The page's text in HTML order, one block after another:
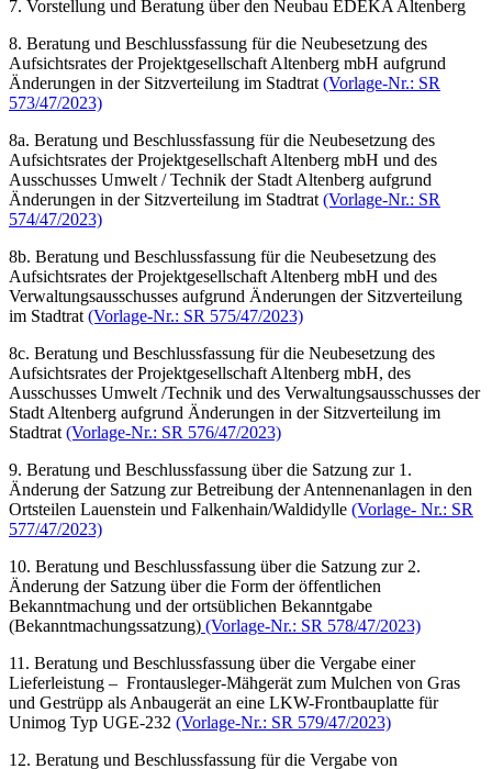
7. Vorstellung und Beratung über den Neubau EDEKA Altenberg
8. Beratung und Beschlussfassung für die Neubesetzung des
Aufsichtsrates der Projektgesellschaft Altenberg mbH aufgrund
Änderungen in der Sitzverteilung im Stadtrat (Vorlage-Nr.: SR
573/47/2023)
8a. Beratung und Beschlussfassung für die Neubesetzung des
Aufsichtsrates der Projektgesellschaft Altenberg mbH und des
Ausschusses Umwelt / Technik der Stadt Altenberg aufgrund
Änderungen in der Sitzverteilung im Stadtrat (Vorlage-Nr.: SR
574/47/2023)
8b. Beratung und Beschlussfassung für die Neubesetzung des
Aufsichtsrates der Projektgesellschaft Altenberg mbH und des
Verwaltungsausschusses aufgrund Änderungen der Sitzverteilung
im Stadtrat (Vorlage-Nr.: SR 575/47/2023)
8c. Beratung und Beschlussfassung für die Neubesetzung des
Aufsichtsrates der Projektgesellschaft Altenberg mbH, des
Ausschusses Umwelt /Technik und des Verwaltungsausschusses der
Stadt Altenberg aufgrund Änderungen in der Sitzverteilung im
Stadtrat (Vorlage-Nr.: SR 576/47/2023)
9. Beratung und Beschlussfassung über die Satzung zur 1.
Änderung der Satzung zur Betreibung der Antennenanlagen in den
Ortsteilen Lauenstein und Falkenhain/Waldidylle (Vorlage- Nr.: SR
577/47/2023)
10. Beratung und Beschlussfassung über die Satzung zur 2.
Änderung der Satzung über die Form der öffentlichen
Bekanntmachung und der ortsüblichen Bekanntgabe
(Bekanntmachungssatzung) (Vorlage-Nr.: SR 578/47/2023)
11. Beratung und Beschlussfassung über die Vergabe einer
Lieferleistung – Frontausleger-Mähgerät zum Mulchen von Gras
und Gestrüpp als Anbaugerät an eine LKW-Frontbauplatte für
Unimog Typ UGE-232 (Vorlage-Nr.: SR 579/47/2023)
12. Beratung und Beschlussfassung für die Vergabe von